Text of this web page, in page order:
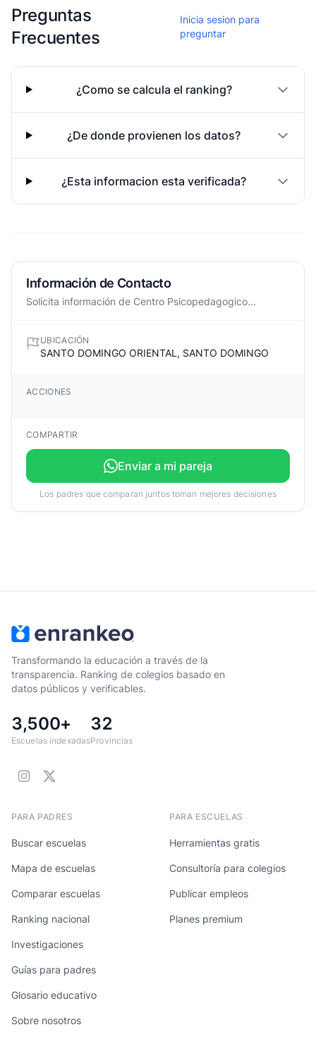
Preguntas
Frecuentes
Inicia sesion para
preguntar
¿Como se calcula el ranking?
¿De donde provienen los datos?
¿Esta informacion esta verificada?
Información de Contacto
Solicita información de Centro Psicopedagogico...
UBICACIÓN
SANTO DOMINGO ORIENTAL, SANTO DOMINGO
ACCIONES
COMPARTIR
Enviar a mi pareja
Los padres que comparan juntos toman mejores decisiones
Transformando la educación a través de la
transparencia. Ranking de colegios basado en
datos públicos y verificables.
3,500+
Escuelas indexadas
32
Provincias
PARA PADRES
Buscar escuelas
Mapa de escuelas
Comparar escuelas
Ranking nacional
Investigaciones
Guías para padres
Glosario educativo
Sobre nosotros
PARA ESCUELAS
Herramientas gratis
Consultoría para colegios
Publicar empleos
Planes premium